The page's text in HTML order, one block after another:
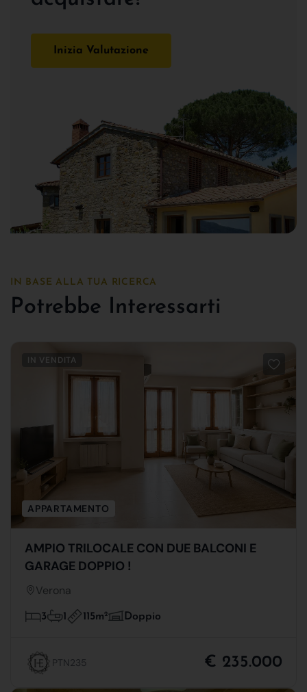
Inizia Valutazione
IN BASE ALLA TUA RICERCA
Potrebbe Interessarti
IN VENDITA
APPARTAMENTO
AMPIO TRILOCALE CON DUE BALCONI E
GARAGE DOPPIO !
Verona
3 1 115m2 Doppio
PTN235 € 235.000